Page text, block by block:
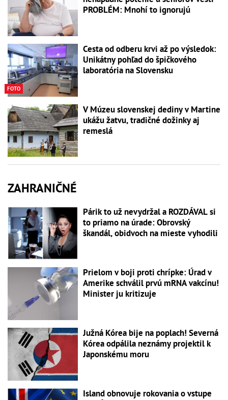
PROBLÉM: Mnohí to ignorujú
FOTO
Cesta od odberu krvi až po výsledok:
Unikátny pohľad do špičkového
laboratória na Slovensku
V Múzeu slovenskej dediny v Martine
ukážu žatvu, tradičné dožinky aj
remeslá
ZAHRANIČNÉ
Párik to už nevydržal a ROZDÁVAL si
to priamo na úrade: Obrovský
škandál, obidvoch na mieste vyhodili
Prielom v boji proti chrípke: Úrad v
Amerike schválil prvú mRNA vakcínu!
Minister ju kritizuje
Južná Kórea bije na poplach! Severná
Kórea odpálila neznámy projektil k
Japonskému moru
Island obnovuje rokovania o vstupe